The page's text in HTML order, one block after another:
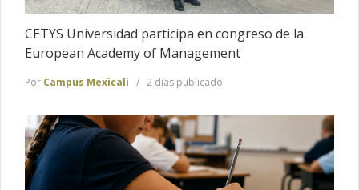
CETYS Universidad participa en congreso de la
European Academy of Management
Por Campus Mexicali 2 días publicado